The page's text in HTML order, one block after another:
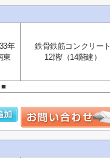
年
東
鉄骨鉄筋コンクリート
12階/（14階建）